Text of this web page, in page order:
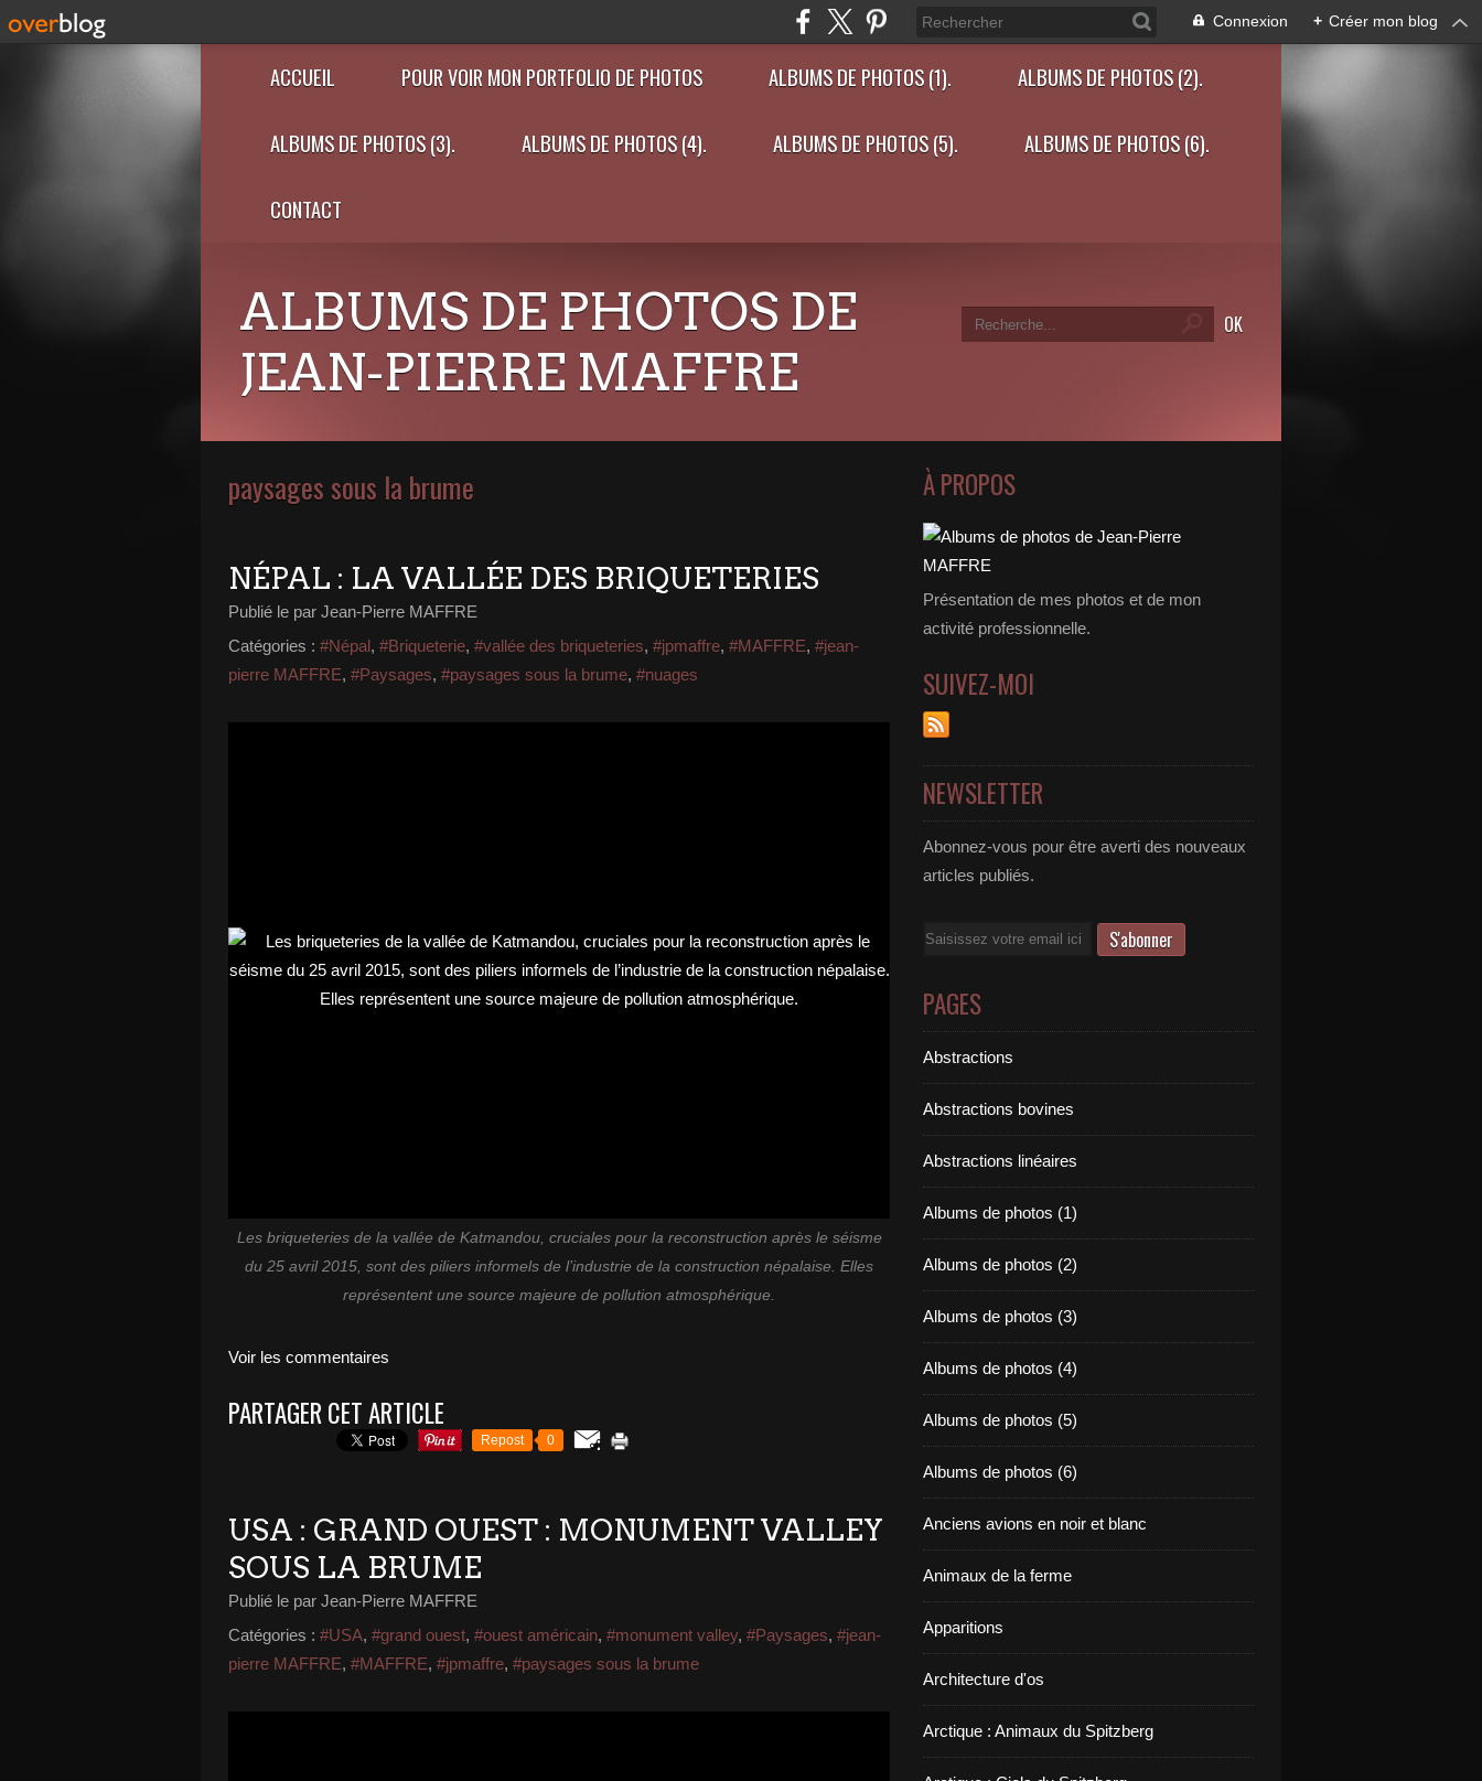
Connexion + Créer mon blog
ACCUEIL POUR VOIR MON PORTFOLIO DE PHOTOS ALBUMS DE PHOTOS (1). ALBUMS DE PHOTOS (2).
ALBUMS DE PHOTOS (3). ALBUMS DE PHOTOS (4). ALBUMS DE PHOTOS (5). ALBUMS DE PHOTOS (6).
CONTACT
ALBUMS DE PHOTOS DE
JEAN-PIERRE MAFFRE
paysages sous la brume
NÉPAL : LA VALLÉE DES BRIQUETERIES
Publié le par Jean-Pierre MAFFRE
Catégories : #Népal, #Briqueterie, #vallée des briqueteries, #jpmaffre, #MAFFRE, #jean-
pierre MAFFRE, #Paysages, #paysages sous la brume, #nuages
Les briqueteries de la vallée de Katmandou, cruciales pour la reconstruction après le séisme
du 25 avril 2015, sont des piliers informels de l’industrie de la construction népalaise. Elles
représentent une source majeure de pollution atmosphérique.
Voir les commentaires
PARTAGER CET ARTICLE
Repost 0
USA : GRAND OUEST : MONUMENT VALLEY
SOUS LA BRUME
Publié le par Jean-Pierre MAFFRE
Catégories : #USA, #grand ouest, #ouest américain, #monument valley, #Paysages, #jean-
pierre MAFFRE, #MAFFRE, #jpmaffre, #paysages sous la brume
À PROPOS
Présentation de mes photos et de mon
activité professionnelle.
SUIVEZ-MOI
NEWSLETTER
Abonnez-vous pour être averti des nouveaux
articles publiés.
Email
PAGES
Abstractions
Abstractions bovines
Abstractions linéaires
Albums de photos (1)
Albums de photos (2)
Albums de photos (3)
Albums de photos (4)
Albums de photos (5)
Albums de photos (6)
Anciens avions en noir et blanc
Animaux de la ferme
Apparitions
Architecture d'os
Arctique : Animaux du Spitzberg